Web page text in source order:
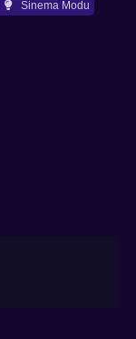
Sinema Modu